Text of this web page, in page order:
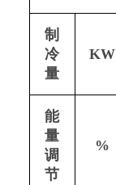
制
冷
量
KW
能
量
调
节
%